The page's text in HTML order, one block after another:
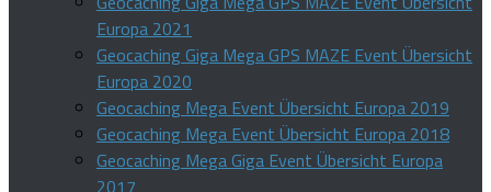
Europa 2021
Geocaching Giga Mega GPS MAZE Event Übersicht
Europa 2020
Geocaching Mega Event Übersicht Europa 2019
Geocaching Mega Event Übersicht Europa 2018
Geocaching Mega Giga Event Übersicht Europa
2017